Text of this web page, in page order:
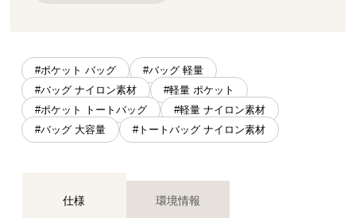
#ポケット バッグ
#バッグ 軽量
#バッグ ナイロン素材
#軽量 ポケット
#ポケット トートバッグ
#軽量 ナイロン素材
#バッグ 大容量
#トートバッグ ナイロン素材
仕様 環境情報